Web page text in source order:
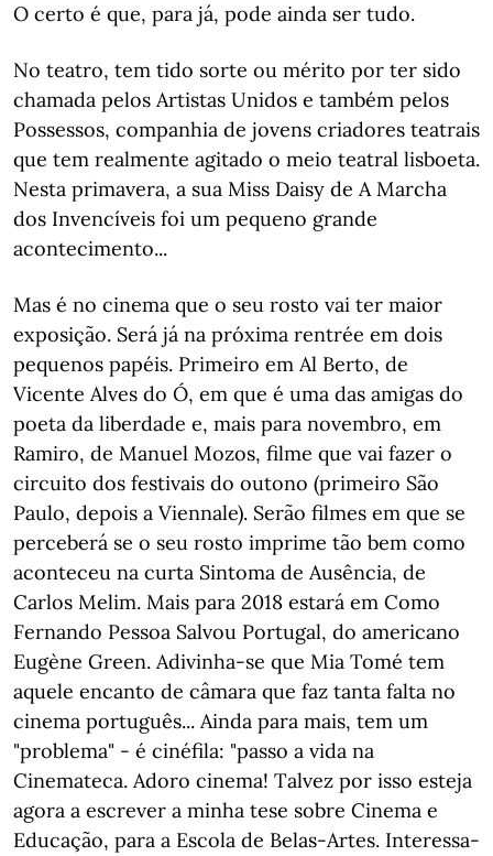
O certo é que, para já, pode ainda ser tudo.
No teatro, tem tido sorte ou mérito por ter sido
chamada pelos Artistas Unidos e também pelos
Possessos, companhia de jovens criadores teatrais
que tem realmente agitado o meio teatral lisboeta.
Nesta primavera, a sua Miss Daisy de A Marcha
dos Invencíveis foi um pequeno grande
acontecimento...
Mas é no cinema que o seu rosto vai ter maior
exposição. Será já na próxima rentrée em dois
pequenos papéis. Primeiro em Al Berto, de
Vicente Alves do Ó, em que é uma das amigas do
poeta da liberdade e, mais para novembro, em
Ramiro, de Manuel Mozos, filme que vai fazer o
circuito dos festivais do outono (primeiro São
Paulo, depois a Viennale). Serão filmes em que se
perceberá se o seu rosto imprime tão bem como
aconteceu na curta Sintoma de Ausência, de
Carlos Melim. Mais para 2018 estará em Como
Fernando Pessoa Salvou Portugal, do americano
Eugène Green. Adivinha-se que Mia Tomé tem
aquele encanto de câmara que faz tanta falta no
cinema português... Ainda para mais, tem um
"problema" - é cinéfila: "passo a vida na
Cinemateca. Adoro cinema! Talvez por isso esteja
agora a escrever a minha tese sobre Cinema e
Educação, para a Escola de Belas-Artes. Interessa-